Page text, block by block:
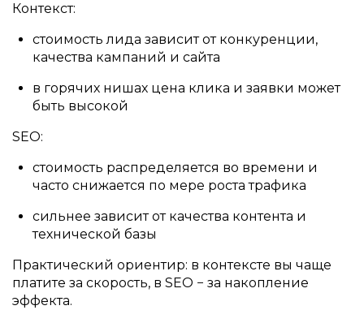
Контекст:
стоимость лида зависит от конкуренции,
качества кампаний и сайта
в горячих нишах цена клика и заявки может
быть высокой
SEO:
стоимость распределяется во времени и
часто снижается по мере роста трафика
сильнее зависит от качества контента и
технической базы
Практический ориентир: в контексте вы чаще
платите за скорость, в SEO − за накопление
эффекта.